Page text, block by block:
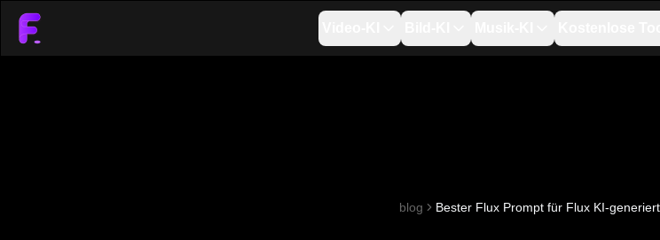
blog Bester Flux Prompt für Flux KI-